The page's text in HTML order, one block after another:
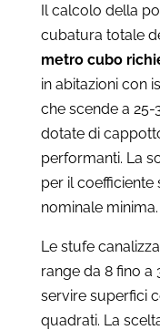
Il calcolo della
cubatura totale
metro cubo
in abitazioni con
che scende a
dotate di
performanti. La
per il coefficiente
nominale minima.
Le stufe
range da 8 fino a
servire superfici
quadrati. La